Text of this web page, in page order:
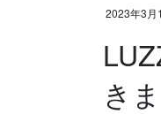
2023年3月
き